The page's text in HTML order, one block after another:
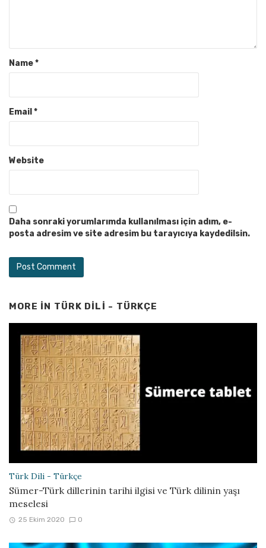
Name*
Email *
Website
Daha sonraki yorumlarımda kullanılması için adım, e-
posta adresim ve site adresim bu tarayıcıya kaydedilsin.
MORE IN TÜRK DILI - TÜRKÇE
Türk Dili - Türkçe
Sümer-Türk dillerinin tarihi ilgisi ve Türk dilinin yaşı
meselesi
25 Ekim 2020 0